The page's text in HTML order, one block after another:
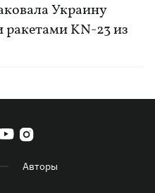
Украину
KN-23 из
Авторы